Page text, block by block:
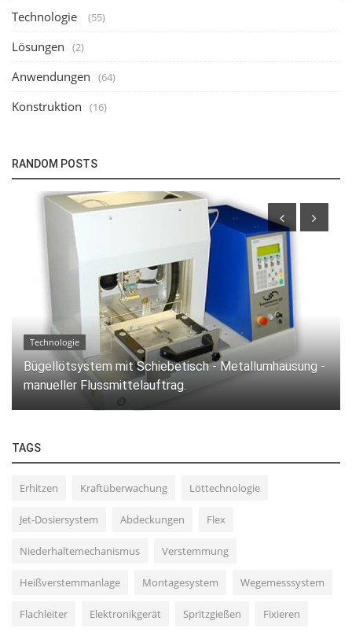
Technologie (55)
Lösungen (2)
Anwendungen (64)
Konstruktion (16)
RANDOM POSTS
Technologie
Standard Bügellötsystem mit Schiebetisch
TAGS
Erhitzen Kraftüberwachung Löttechnologie
Jet-Dosiersystem Abdeckungen Flex
Niederhaltemechanismus Verstemmung
Heißverstemmanlage Montagesystem Wegemesssystem
Flachleiter Elektronikgerät Spritzgießen Fixieren